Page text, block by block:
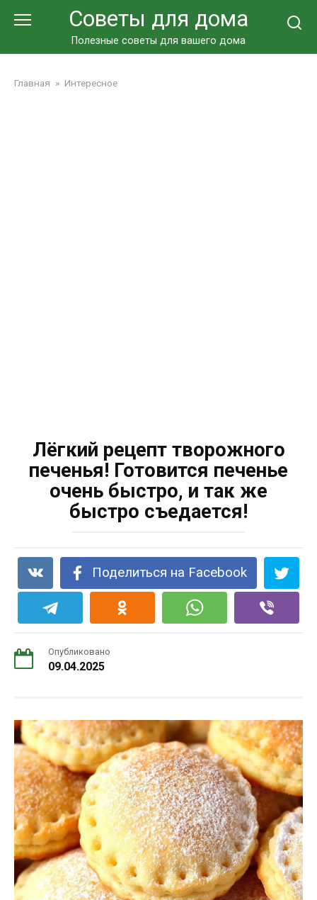
Советы для дома
Полезные советы для вашего дома
Главная » Интересное
Лёгкий рецепт творожного
печенья! Готовится печенье
очень быстро, и так же
быстро съедается!
Поделиться на Facebook
Опубликовано
09.04.2025